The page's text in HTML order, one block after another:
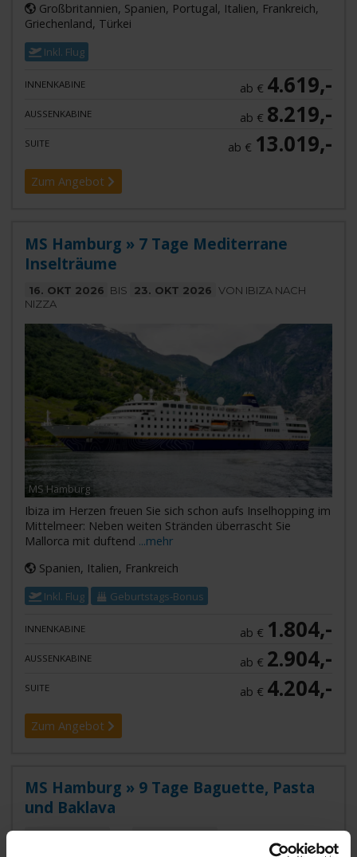
Großbritannien, Spanien, Portugal, Italien, Frankreich,
Griechenland, Türkei
Inkl. Flug
INNENKABINE ab € 4.619,-
AUSSENKABINE ab € 8.219,-
SUITE ab € 13.019,-
Zum Angebot
MS Hamburg » 7 Tage Mediterrane
Inselträume
16. OKT 2026 BIS 23. OKT 2026 VON IBIZA NACH
NIZZA
MS Hamburg
Ibiza im Herzen freuen Sie sich schon aufs Inselhopping im
Mittelmeer: Neben weiten Stränden überrascht Sie
Mallorca mit duftend ...mehr
Spanien, Italien, Frankreich
Inkl. Flug Geburtstags-Bonus
INNENKABINE ab € 1.804,-
AUSSENKABINE ab € 2.904,-
SUITE ab € 4.204,-
Zum Angebot
MS Hamburg » 9 Tage Baguette, Pasta
und Baklava
23. OKT 2026 BIS 01. NOV 2026 VON NIZZA NACH